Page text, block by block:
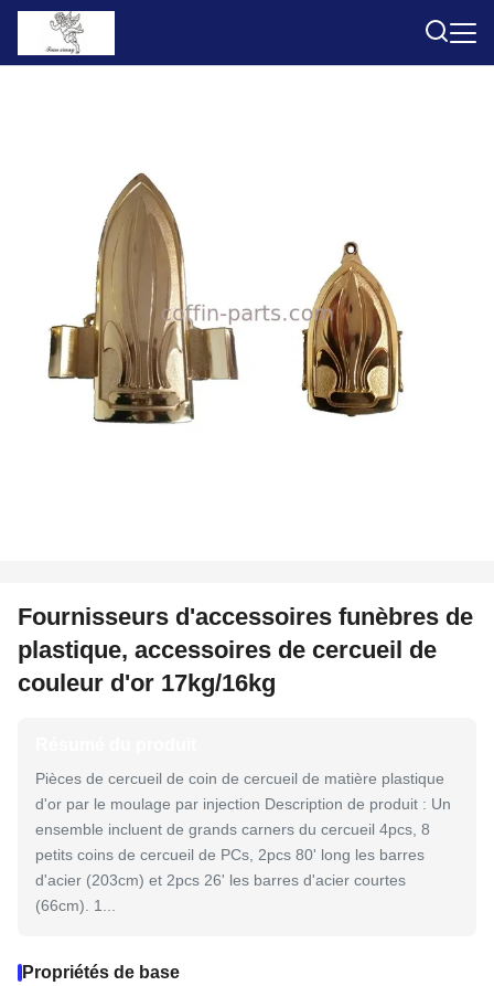
Fournisseurs d'accessoires funèbres de
plastique, accessoires de cercueil de
couleur d'or 17kg/16kg
Pièces de cercueil de coin de cercueil de matière plastique
d'or par le moulage par injection Description de produit : Un
ensemble incluent de grands carners du cercueil 4pcs, 8
petits coins de cercueil de PCs, 2pcs 80' long les barres
d'acier (203cm) et 2pcs 26' les barres d'acier courtes
(66cm). 1...
Propriétés de base